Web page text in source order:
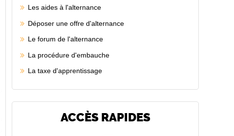
Les aides à l'alternance
Déposer une offre d'alternance
Le forum de l'alternance
La procédure d'embauche
La taxe d'apprentissage
ACCÈS RAPIDES